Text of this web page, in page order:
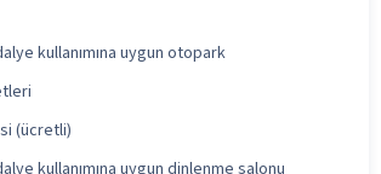
kullanımına uygun otopark
(ücretli)
kullanımına uygun dinlenme salonu